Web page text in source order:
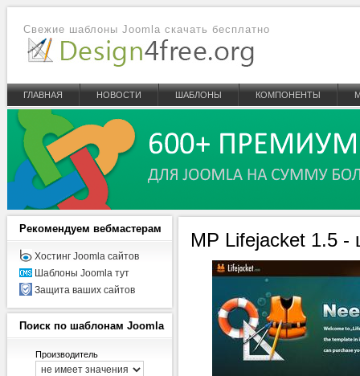
Свежие шаблоны Joomla скачать бесплатно
ГЛАВНАЯ НОВОСТИ ШАБЛОНЫ КОМПОНЕНТЫ
MP Lifejacket 1.5
Рекомендуем вебмастерам
Хостинг Joomla сайтов
Шаблоны Joomla тут
Защита ваших сайтов
Поиск по шаблонам Joomla
Производитель